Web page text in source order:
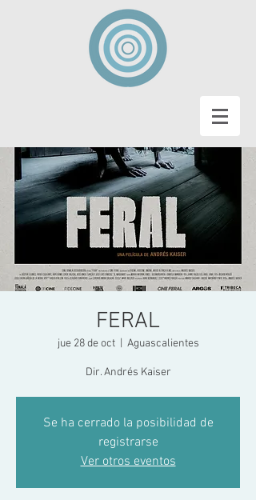
FERAL
jue 28 de oct
  |
Aguascalientes
Dir. Andrés Kaiser
Se ha cerrado la posibilidad de
registrarse
Ver otros eventos